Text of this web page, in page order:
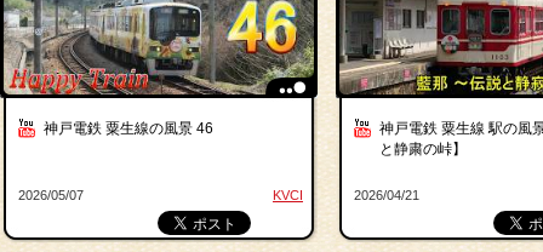
神戸電鉄 粟生線の風景 46
KVCI
2026/05/07
神戸電鉄 粟生線 駅の風
と静粛の峠】
2026/04/21